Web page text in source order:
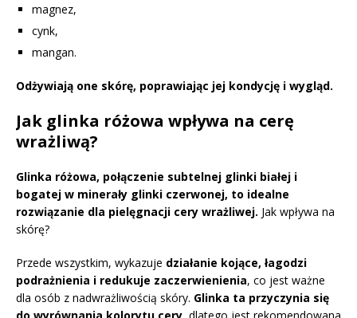
magnez,
cynk,
mangan.
Odżywiają one skórę, poprawiając jej kondycję i wygląd.
Jak glinka różowa wpływa na cerę
wrażliwą?
Glinka różowa, połączenie subtelnej glinki białej i
bogatej w minerały glinki czerwonej, to idealne
rozwiązanie dla pielęgnacji cery wrażliwej. Jak wpływa na
skórę?
Przede wszystkim, wykazuje działanie kojące, łagodzi
podrażnienia i redukuje zaczerwienienia, co jest ważne
dla osób z nadwrażliwością skóry. Glinka ta przyczynia się